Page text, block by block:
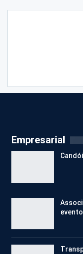
Empresarial